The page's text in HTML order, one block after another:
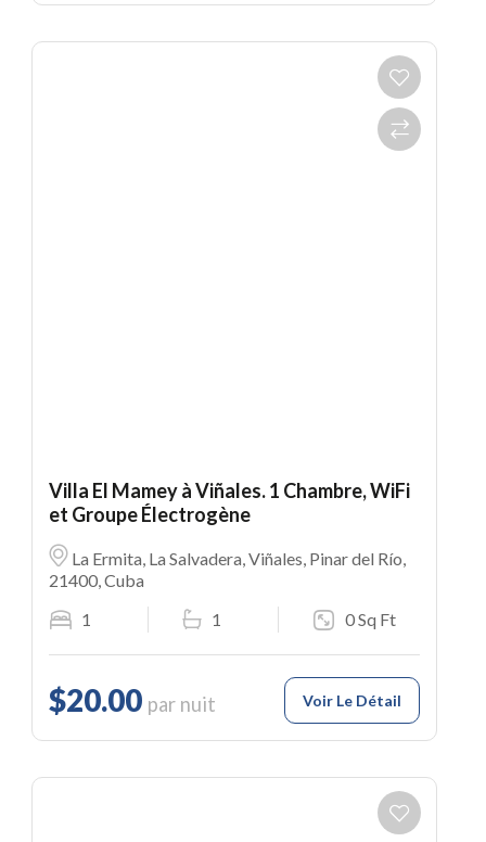
Villa El Mamey à Viñales. 1 Chambre, WiFi
et Groupe Électrogène
La Ermita, La Salvadera, Viñales, Pinar del Río,
21400, Cuba
1
1 0 Sq Ft
$20.00 par nuit Voir Le Détail